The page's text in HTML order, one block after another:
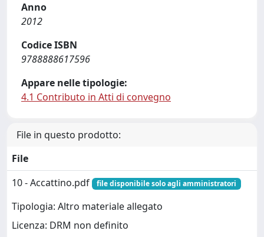
Anno
2012
Codice ISBN
9788888617596
Appare nelle tipologie:
4.1 Contributo in Atti di convegno
File in questo prodotto:
File
10 - Accattino.pdf
file disponibile solo agli amministratori
Tipologia: Altro materiale allegato
Licenza: DRM non definito